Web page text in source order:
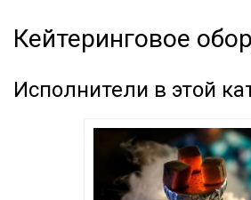
Кейтеринговое
Исполнители в этой